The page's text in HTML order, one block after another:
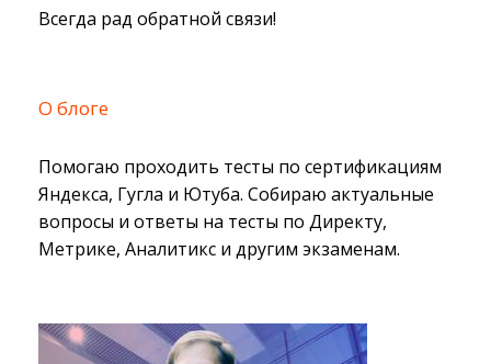
Всегда рад обратной связи!
О блоге
Помогаю проходить тесты по сертификациям
Яндекса, Гугла и Ютуба. Собираю актуальные
вопросы и ответы на тесты по Директу,
Метрике, Аналитикс и другим экзаменам.